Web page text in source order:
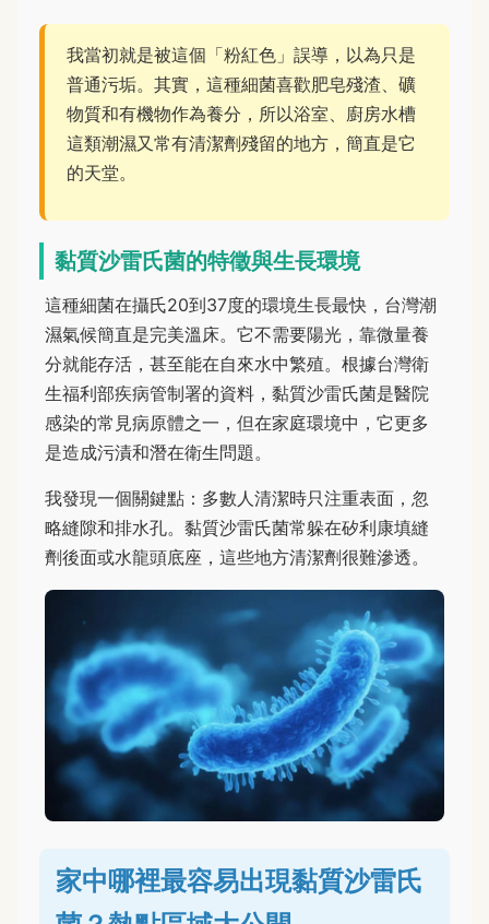
我當初就是被這個「粉紅色」誤導，以為只是
普通污垢。其實，這種細菌喜歡肥皂殘渣、礦
物質和有機物作為養分，所以浴室、廚房水槽
這類潮濕又常有清潔劑殘留的地方，簡直是它
的天堂。
黏質沙雷氏菌的特徵與生長環境
這種細菌在攝氏20到37度的環境生長最快，台灣潮
濕氣候簡直是完美溫床。它不需要陽光，靠微量養
分就能存活，甚至能在自來水中繁殖。根據台灣衛
生福利部疾病管制署的資料，黏質沙雷氏菌是醫院
感染的常見病原體之一，但在家庭環境中，它更多
是造成污漬和潛在衛生問題。
我發現一個關鍵點：多數人清潔時只注重表面，忽
略縫隙和排水孔。黏質沙雷氏菌常躲在矽利康填縫
劑後面或水龍頭底座，這些地方清潔劑很難滲透。
家中哪裡最容易出現黏質沙雷氏